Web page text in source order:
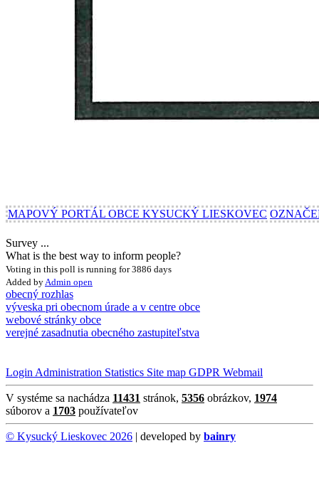
MAPOVÝ PORTÁL OBCE KYSUCKÝ LIESKOVEC
Survey ...
What is the best way to inform people?
Voting in this poll is running for 3886 days
Added byAdmin open
obecný rozhlas
výveska pri obecnom úrade a v centre obce
webové stránky obce
verejné zasadnutia obecného zastupiteľstva
Login Administration Statistics Site map GDPR Webmail
V systéme sa nachádza 11431 stránok, 5356 obrázkov, 1974
súborov a 1703 používateľov
© Kysucký Lieskovec 2026 | developed by bainry